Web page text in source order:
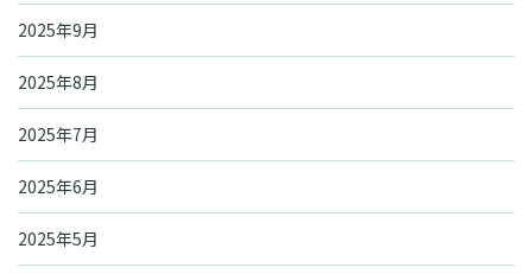
2025年9月
2025年8月
2025年7月
2025年6月
2025年5月